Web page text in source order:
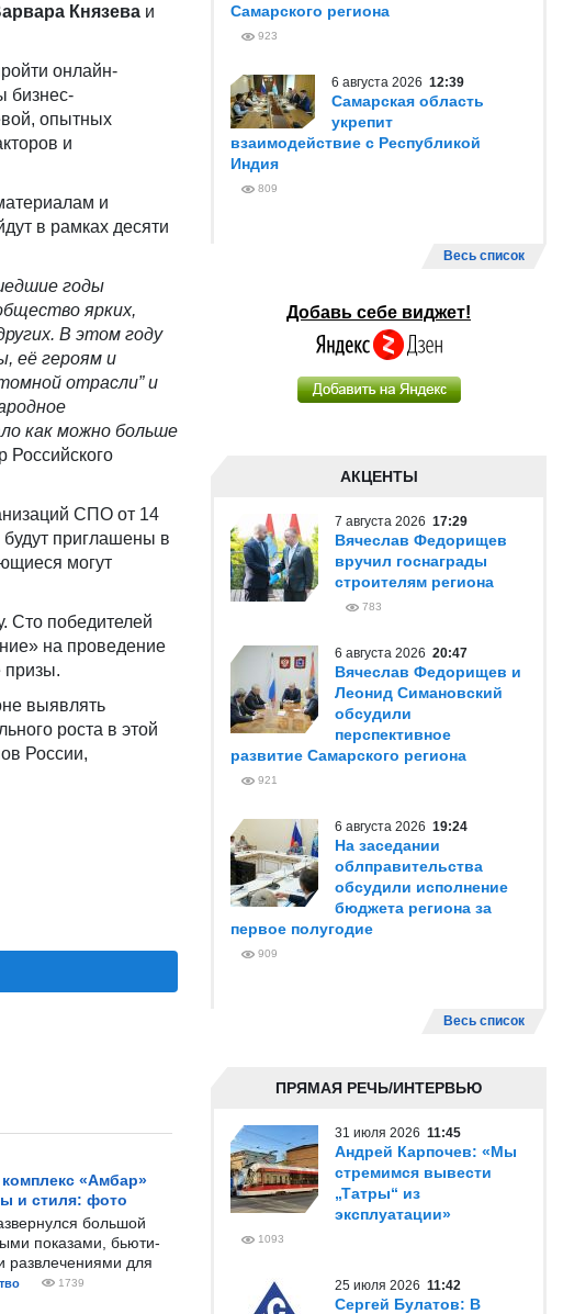
ра Князева и
онлайн-
бизнес-
опытных
и
и
в рамках десяти
годы
ярких,
В этом году
её героям и
отрасли” и
как можно больше
Российского
СПО от 14
приглашены в
могут
Сто победителей
на проведение
призы.
выявлять
роста в этой
России,
«Амбар»
и стиля: фото
большой
показами, бьюти-
развлечениями для
1739
Самарского региона
923
6 августа 2026 12:39
Самарская область
укрепит
взаимодействие с Республикой
Индия
809
Весь список
Добавь себе виджет!
АКЦЕНТЫ
7 августа 2026 17:29
Вячеслав Федорищев
вручил госнаграды
строителям региона
783
6 августа 2026 20:47
Вячеслав Федорищев и
Леонид Симановский
обсудили
перспективное
развитие Самарского региона
921
6 августа 2026 19:24
На заседании
облправительства
обсудили исполнение
бюджета региона за
первое полугодие
909
Весь список
ПРЯМАЯ РЕЧЬ/ИНТЕРВЬЮ
31 июля 2026 11:45
Андрей Карпочев: «Мы
стремимся вывести
„Татры“ из
эксплуатации»
1093
25 июля 2026 11:42
Сергей Булатов: В